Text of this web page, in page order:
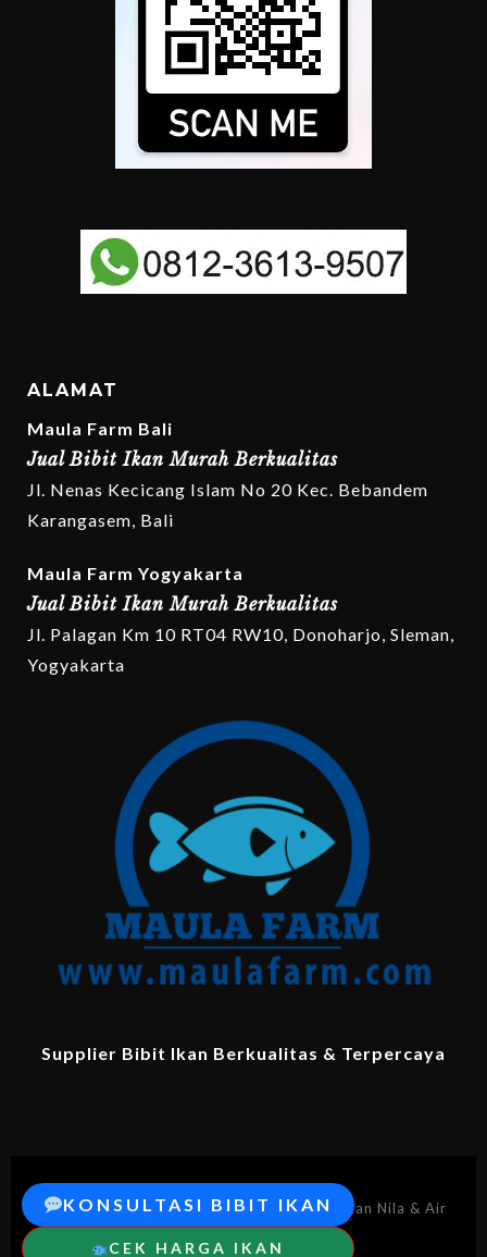
ALAMAT
Maula Farm Bali
Jual Bibit Ikan Murah Berkualitas
Jl. Nenas Kecicang Islam No 20 Kec. Bebandem
Karangasem, Bali
Maula Farm Yogyakarta
Jual Bibit Ikan Murah Berkualitas
Jl. Palagan Km 10 RT04 RW10, Donoharjo, Sleman,
Yogyakarta
Supplier Bibit Ikan Berkualitas & Terpercaya
© 2026 MaulaFarm.com – Supplier Bibit Ikan Nila & Air
Tawar Berkualitas.
KONSULTASI BIBIT IKAN
CEK HARGA IKAN